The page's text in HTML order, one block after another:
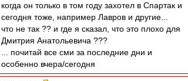
когда он только в том году захотел в Спартак и
сегодня тоже, например Лавров и другие...
что не так ?? и где я сказал, что это плохо для
Дмитрия Анатольевича ???
... почитай все сми за последние дни и
особенно вчера/сегодня